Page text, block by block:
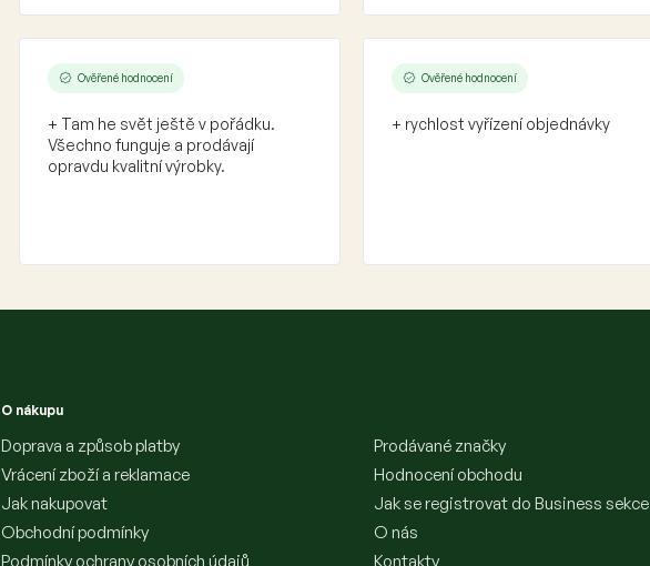
Ověřené hodnocení
+ Tam he svět ještě v pořádku.
Všechno funguje a prodávají
opravdu kvalitní výrobky.
Ověřené hodnocení
+ rychlost vyřízení objednávky
O nákupu
Doprava a způsob platby
Vrácení zboží a reklamace
Jak nakupovat
Obchodní podmínky
Podmínky ochrany osobních údajů
Prodávané značky
Hodnocení obchodu
Jak se registrovat do Business sekce
O nás
Kontakty